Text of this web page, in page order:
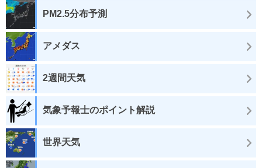
PM2.5分布予測
アメダス
2週間天気
気象予報士のポイント解説
世界天気